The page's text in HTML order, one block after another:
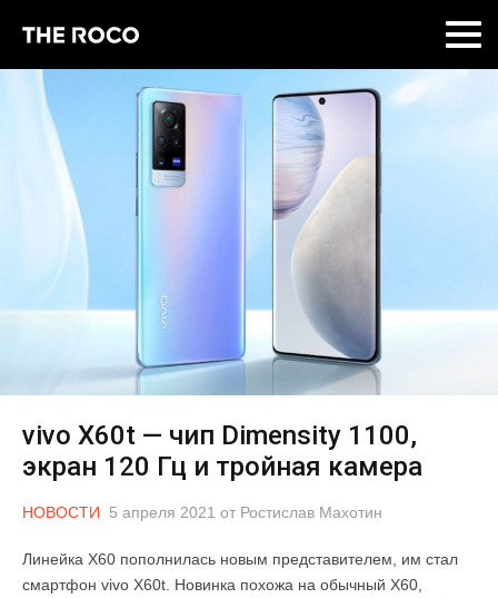
vivo X60t — чип Dimensity 1100,
экран 120 Гц и тройная камера
НОВОСТИ 5 апреля 2021 от Ростислав Махотин
Линейка X60 пополнилась новым представителем, им стал
смартфон vivo X60t. Новинка похожа на обычный X60,